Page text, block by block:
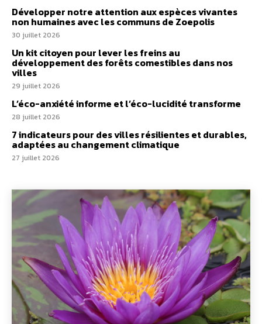
Développer notre attention aux espèces vivantes
non humaines avec les communs de Zoepolis
30 juillet 2026
Un kit citoyen pour lever les freins au
développement des forêts comestibles dans nos
villes
29 juillet 2026
L’éco-anxiété informe et l’éco-lucidité transforme
28 juillet 2026
7 indicateurs pour des villes résilientes et durables,
adaptées au changement climatique
27 juillet 2026